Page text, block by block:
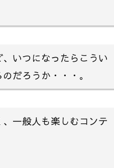
いつになったらこうい
だろうか・・・。
一般人も楽しむコンテ